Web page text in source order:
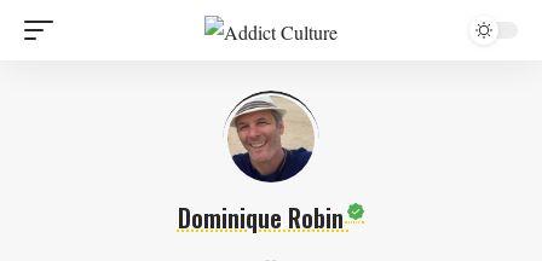
Dominique Robin